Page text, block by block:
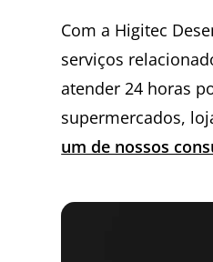
Com a Higitec
serviços
atender 24 horas
supermercados,
um de nossos